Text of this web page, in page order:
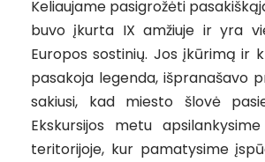
Keliaujame pasigrožėti
buvo įkurta IX amžiuje ir yra
Europos sostinių. Jos įkūrimą ir
pasakoja legenda, išpranašavo
sakiusi, kad miesto šlovė
Ekskursijos metu
teritorijoje, kur pamatysime